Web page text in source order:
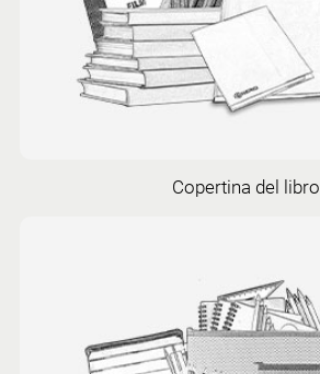
Copertina del libro